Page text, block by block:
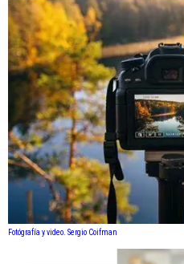
Fotógrafía y video. Sergio Coifman